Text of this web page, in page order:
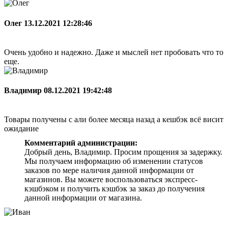
Олег 13.12.2021 12:28:46
Очень удобно и надежно. Даже и мыслей нет пробовать что то
еще.
Владимир 08.12.2021 19:42:48
Товары получены с али более месяца назад а кешбэк всё висит
ожидание
Комментарий администрации:
Добрый день, Владимир. Просим прощения за задержку.
Мы получаем информацию об изменении статусов
заказов по мере наличия данной информации от
магазинов. Вы можете воспользоваться экспресс-
кэшбэком и получить кэшбэк за заказ до получения
данной информации от магазина.